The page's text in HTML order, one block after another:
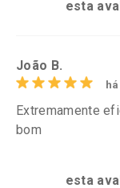
esta
João B.
Extremamente
bom
esta